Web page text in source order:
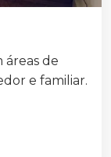
áreas de
e familiar.